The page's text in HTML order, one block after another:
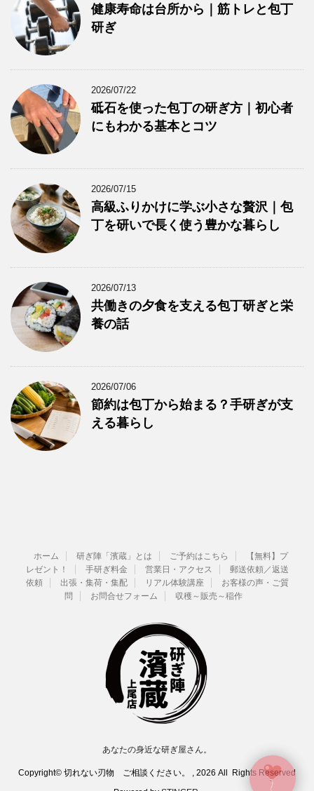
健康寿命は台所から｜筋トレと包丁
研ぎ
2026/07/22
砥石を使った包丁の研ぎ方｜初心者
にもわかる基本とコツ
2026/07/15
高級ふりかけに学ぶ小さな贅沢｜包
丁を研いで長く使う豊かな暮らし
2026/07/13
共働きの夕食を支える包丁研ぎと栄
養の話
2026/07/06
節約は包丁から始まる？手研ぎが支
える暮らし
ホーム 研ぎ陣「濱蔵」とは ご予約はこちら
【無料】プ
レゼント！
手研ぎ料金 営業日・アクセス
郵送依頼／返送
依頼
出張・集荷・集配 リアル体験講座
お客様の声・ご質
問
お問合せフォーム 収穫～販売～稲作
あなたの身近な研ぎ屋さん。
Copyright© 切れない刃物 ご相談ください。 , 2026 All Rights Reserved